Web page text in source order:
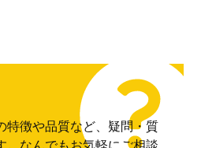
特徴や品質など、疑問・質